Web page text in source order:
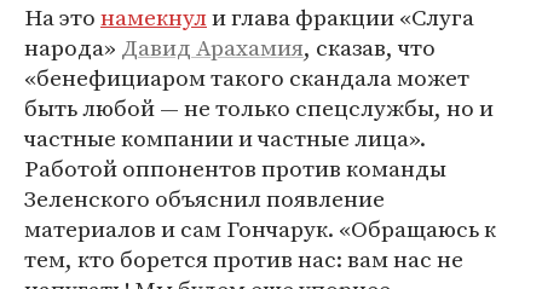
На этонамекнули глава фракции «Слуга
народа» Давид Арахамия, сказав, что
«бенефициаром такого скандала может
быть любой — не только спецслужбы, но и
частные компании и частные лица».
Работой оппонентов против команды
Зеленского объяснил появление
материалов и сам Гончарук. «Обращаюсь к
тем, кто борется против нас: вам нас не